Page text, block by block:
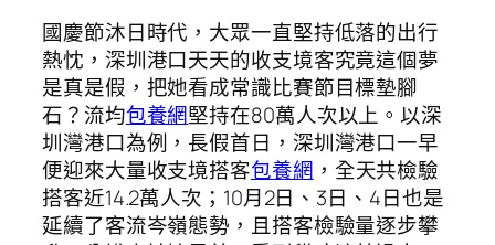
國慶節沐日時代，大眾一直堅持低落的出行
熱忱，深圳港口天天的收支境客究竟這個夢
是真是假，把她看成常識比賽節目標墊腳
石？流均包養網堅持在80萬人次以上。以深
圳灣港口為例，長假首日，深圳灣港口一早
便迎來大量收支境搭客包養網 ，全天共檢驗
搭客近14.2萬人次；10月2日、3日、4日也是
延續了客流岑嶺態勢，且搭客檢驗量逐步攀